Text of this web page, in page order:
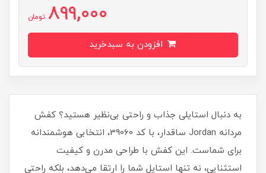
899,000 تومان
به دنبال استایلی جذاب و راحتی بی‌نظیر هستید؟ کفش
مردانه Jordan ساقدار، با کد 39060، انتخابی هوشمندانه
برای شماست. این کفش با طراحی مدرن و کیفیت
استثنایی، نه تنها استایل شما را ارتقا می‌دهد، بلکه راحتی